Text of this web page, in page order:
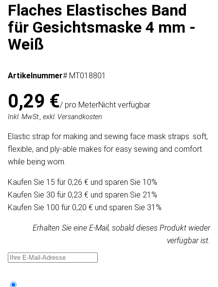
Flaches Elastisches Band
für Gesichtsmaske 4 mm -
Weiß
Artikelnummer# MT018801
0,29 €/ pro MeterNicht verfügbar
Inkl. MwSt., exkl. Versandkosten
Elastic strap for making and sewing face mask straps. soft,
flexible, and ply-able makes for easy sewing and comfort
while being worn.
Kaufen Sie 15 für 0,26 € und sparen Sie 10%
Kaufen Sie 30 für 0,23 € und sparen Sie 21%
Kaufen Sie 100 für 0,20 € und sparen Sie 31%
Erhalten Sie eine E-Mail, sobald dieses Produkt wieder
verfügbar ist.